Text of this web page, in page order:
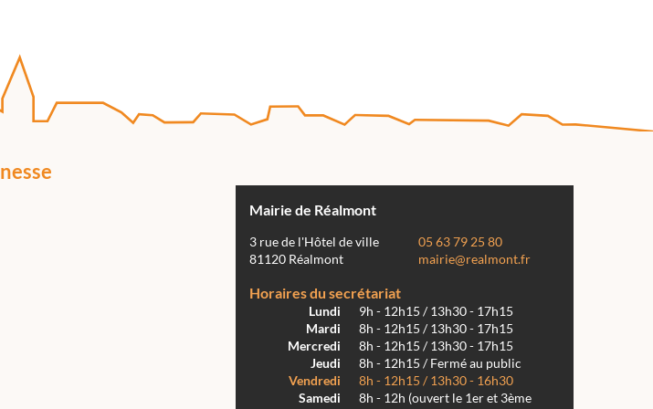
Mairie de Réalmont
3 rue de l'Hôtel de ville
81120 Réalmont
05 63 79 25 80
mairie@realmont.fr
Horaires du secrétariat
Lundi
9h - 12h15 / 13h30 - 17h15
Mardi
8h - 12h15 / 13h30 - 17h15
Mercredi
8h - 12h15 / 13h30 - 17h15
Jeudi
8h - 12h15 / Fermé au public
Vendredi
8h - 12h15 / 13h30 - 16h30
Samedi
8h - 12h (ouvert le 1er et 3ème